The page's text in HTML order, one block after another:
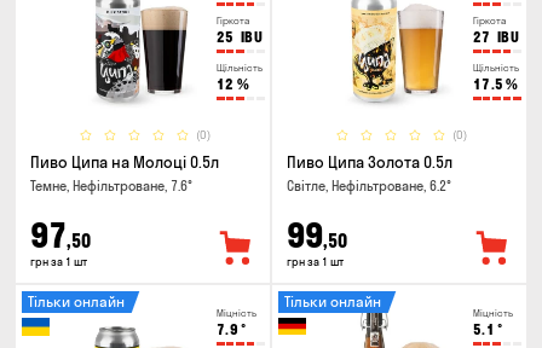
Гіркота
25 IBU
Щільність
12 %
(0)
Пиво Ципа на Молоці 0.5л
Темне, Нефільтроване, 7.6°
97,50
грн за 1 шт
Гіркота
27 IBU
Щільність
17.5 %
(0)
Пиво Ципа Золота 0.5л
Світле, Нефільтроване, 6.2°
99,50
грн за 1 шт
Міцність
7.9 °
Тільки онлайн
Міцність
5.1 °
Тільки онлайн